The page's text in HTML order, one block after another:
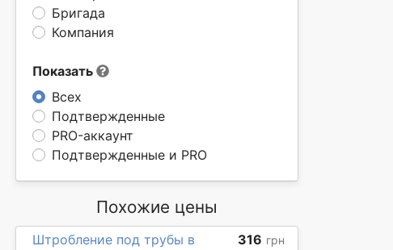
Бригада
Компания
Показать
Всех
Подтвержденные
PRO-аккаунт
Подтвержденные и PRO
Похожие цены
Штробление под трубы в
316 грн